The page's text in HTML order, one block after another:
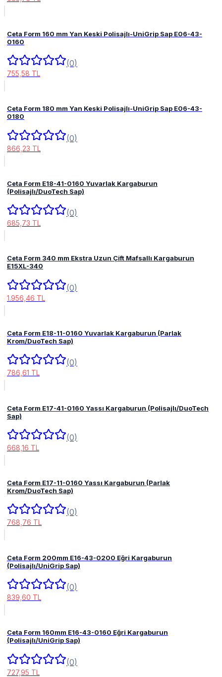
Ceta Form 160 mm Yan Keski Polisajlı-UniGrip Sap E06-43-
0160
(0)
755,58 TL
Ceta Form 180 mm Yan Keski Polisajlı-UniGrip Sap E06-43-
0180
(0)
866,23 TL
Ceta Form E18-41-0160 Yuvarlak Kargaburun
(Polisajlı/DuoTech Sap)
(0)
685,73 TL
Ceta Form 340 mm Ekstra Uzun Çift Mafsallı Kargaburun
E15XL-340
(0)
1.956,46 TL
Ceta Form E18-11-0160 Yuvarlak Kargaburun (Parlak
Krom/DuoTech Sap)
(0)
786,61 TL
Ceta Form E17-41-0160 Yassı Kargaburun (Polisajlı/DuoTech
Sap)
(0)
668,16 TL
Ceta Form E17-11-0160 Yassı Kargaburun (Parlak
Krom/DuoTech Sap)
(0)
768,76 TL
Ceta Form 200mm E16-43-0200 Eğri Kargaburun
(Polisajlı/UniGrip Sap)
(0)
839,60 TL
Ceta Form 160mm E16-43-0160 Eğri Kargaburun
(Polisajlı/UniGrip Sap)
(0)
727,95 TL